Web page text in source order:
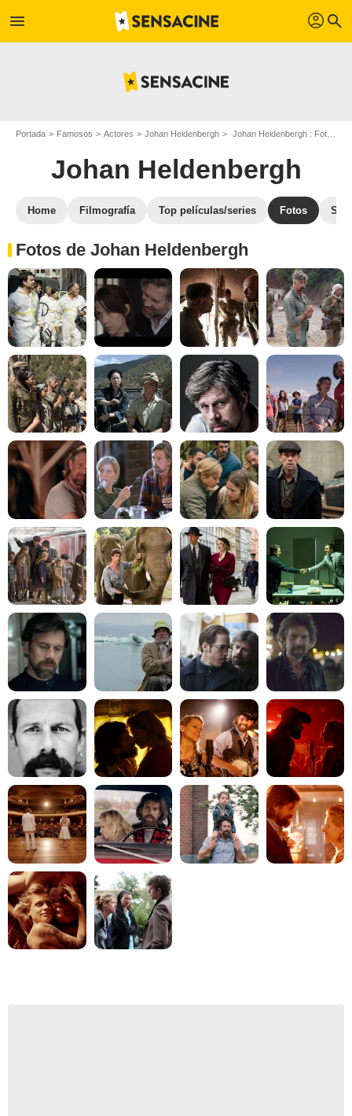
menu profil search
Portada Famosos Actores Johan Heldenbergh Johan Heldenbergh : Fotos de sus películas y series
Johan Heldenbergh
Home Filmografía Top películas/series Fotos
Fotos de Johan Heldenbergh